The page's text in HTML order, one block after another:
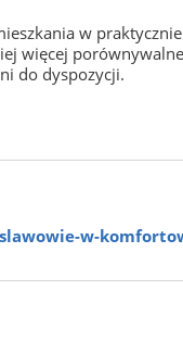
w
więcej
do dyspozycji.
w-